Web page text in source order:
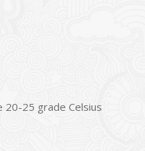
25 grade Celsius